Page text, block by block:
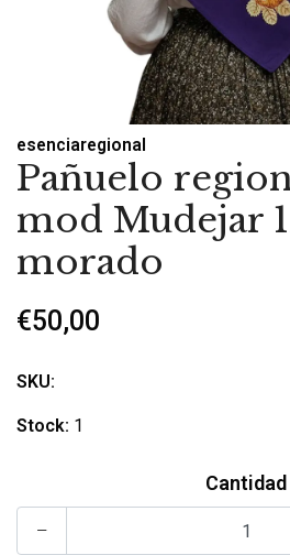
esenciaregional
Pañuelo
mod Mudejar
morado
€50,00
SKU:
Stock: 1
Cantidad
-